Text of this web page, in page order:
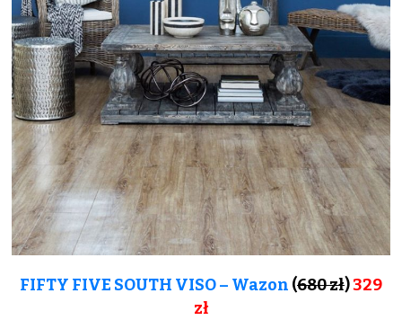
FIFTY FIVE SOUTH VISO – Wazon (680 zł)329
zł